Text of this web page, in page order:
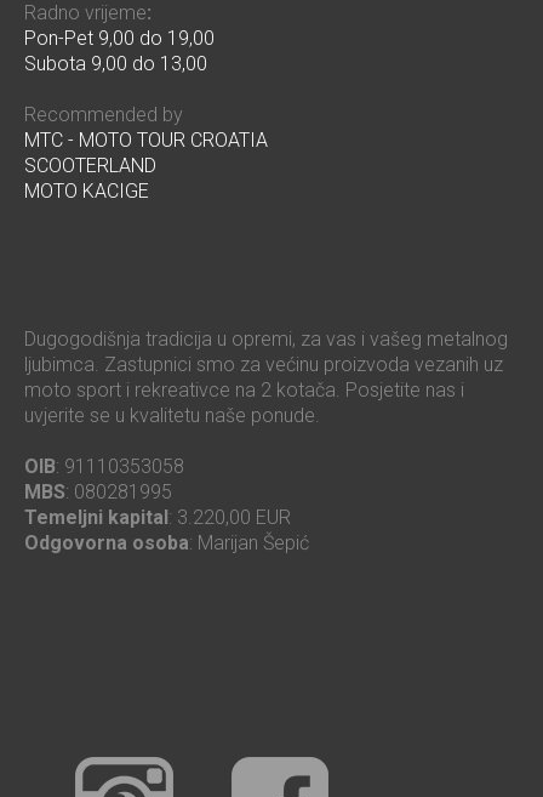
Radno vrijeme:
Pon-Pet 9,00 do 19,00
Subota 9,00 do 13,00
Recommended by
MTC - MOTO TOUR CROATIA
SCOOTERLAND
MOTO KACIGE
Dugogodišnja tradicija u opremi, za vas i vašeg metalnog
ljubimca. Zastupnici smo za većinu proizvoda vezanih uz
moto sport i rekreativce na 2 kotača. Posjetite nas i
uvjerite se u kvalitetu naše ponude.
OIB: 91110353058
MBS: 080281995
Temeljni kapital: 3.220,00 EUR
Odgovorna osoba: Marijan Šepić